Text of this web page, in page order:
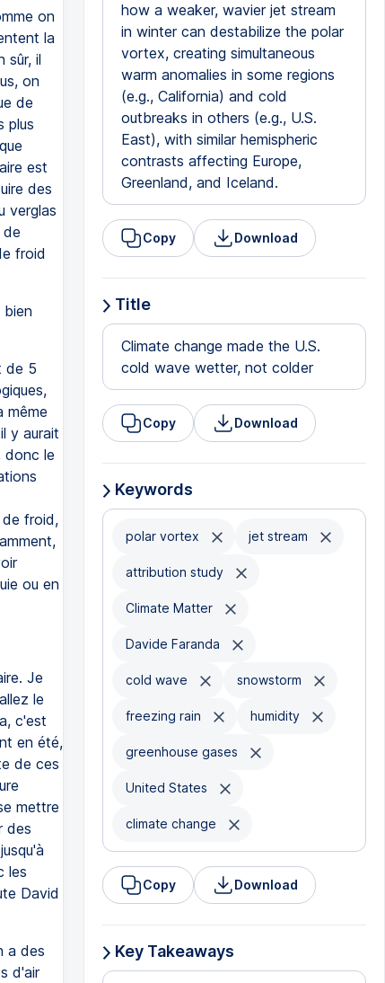
on
la
sûr, il
on
de
plus
est
des
verglas
froid
bien
de 5
même
y aurait
donc le
de froid,
ou en
Je
le
c'est
en été,
de ces
mettre
des
les
David
a des
d'air
how a weaker, wavier jet stream
in winter can destabilize the polar
vortex, creating simultaneous
warm anomalies in some regions
(e.g., California) and cold
outbreaks in others (e.g., U.S.
East), with similar hemispheric
contrasts affecting Europe,
Greenland, and Iceland.
Copy Download
Title
Climate change made the U.S.
cold wave wetter, not colder
Copy Download
Keywords
polar vortex jet stream
attribution study
Climate Matter
Davide Faranda
cold wave snowstorm
freezing rain humidity
greenhouse gases
United States
climate change
Copy Download
Key Takeaways